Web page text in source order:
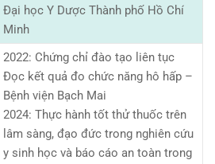
Đại học Y Dược Thành phố Hồ Chí
Minh
2022: Chứng chỉ đào tạo liên tục
Đọc kết quả đo chức năng hô hấp –
Bệnh viện Bạch Mai
2024: Thực hành tốt thử thuốc trên
lâm sàng, đạo đức trong nghiên cứu
y sinh học và báo cáo an toàn trong